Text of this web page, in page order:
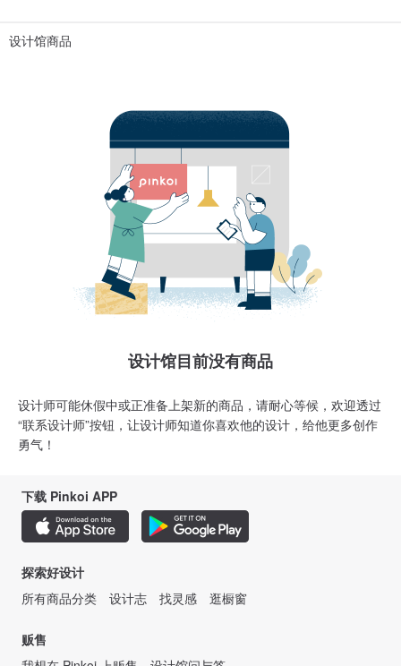
设计馆商品
设计馆目前没有商品
设计师可能休假中或正准备上架新的商品，请耐心等候，欢迎透过
“联系设计师”按钮，让设计师知道你喜欢他的设计，给他更多创作
勇气！
下载 Pinkoi APP
探索好设计
所有商品分类
设计志 找灵感 逛橱窗
贩售